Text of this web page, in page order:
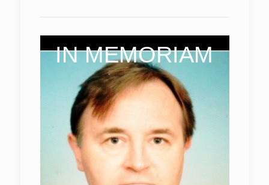
IN MEMORIAM